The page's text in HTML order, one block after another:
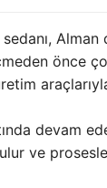
sedanı,
önce
devam
ve